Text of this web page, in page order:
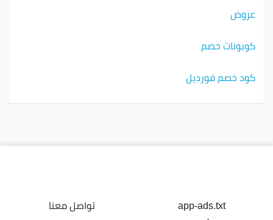
عروض
كوبونات خصم
كود خصم فورديل
app-ads.txt
تواصل معنا